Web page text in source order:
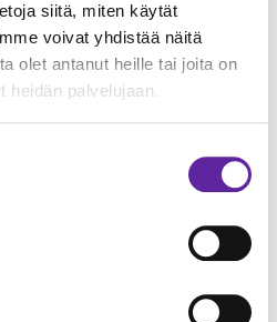
siitä, miten käytät
voivat yhdistää näitä
olet antanut heille tai joita on
heidän palvelujaan.